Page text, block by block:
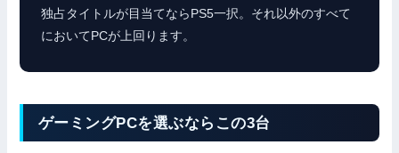
独占タイトルが目当てならPS5一択。それ以外のすべて
においてPCが上回ります。
ゲーミングPCを選ぶならこの3台